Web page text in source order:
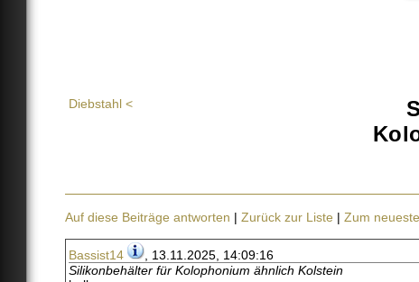
Diebstahl <
Auf diese Beiträge antworten | Zurück zur Liste | Zum
Bassist14
, 13.11.2025, 14:09:16
Silikonbehälter für Kolophonium ähnlich Kolstein